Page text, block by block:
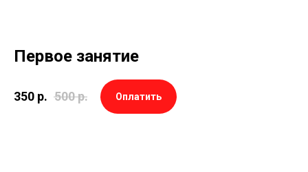
Первое занятие
350 р. 500р. Оплатить